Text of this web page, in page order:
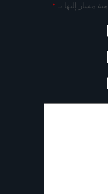
مشار إليها بـ *